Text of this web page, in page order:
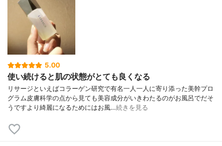
5.00
使い続けると肌の状態がとても良くなる
リサージといえばコラーゲン研究で有名一人一人に寄り添った美幹プロ
グラム皮膚科学の点から見ても美容成分がいきわたるのがお風呂でだそ
うですより綺麗になるためにはお風…続きを見る